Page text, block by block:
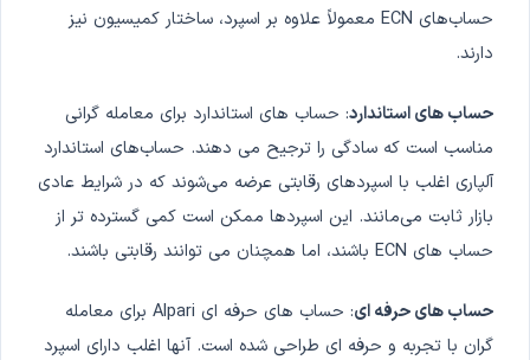
حساب‌های ECN معمولاً علاوه بر اسپرد، ساختار کمیسیون نیز
دارند.
حساب های استاندارد: حساب های استاندارد برای معامله گرانی
مناسب است که سادگی را ترجیح می دهند. حساب‌های استاندارد
آلپاری اغلب با اسپردهای رقابتی عرضه می‌شوند که در شرایط عادی
بازار ثابت می‌مانند. این اسپردها ممکن است کمی گسترده تر از
حساب های ECN باشند، اما همچنان می توانند رقابتی باشند.
حساب های حرفه ای
: حساب های حرفه ای Alpari برای معامله
گران با تجربه و حرفه ای طراحی شده است. آنها اغلب دارای اسپرد